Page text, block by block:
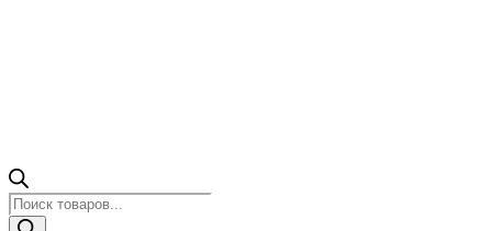
Поиск
товаров